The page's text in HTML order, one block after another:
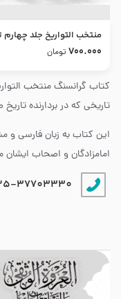
کتاب گرانسنگ منتخب
تاریخی که در بردارنده
این کتاب به زبان فارسی و
امامزادگان و اصحاب ایشان
37703330
منتخب التواریخ جلد چهارم
امام زین العابدین و امام
700.000 تومان